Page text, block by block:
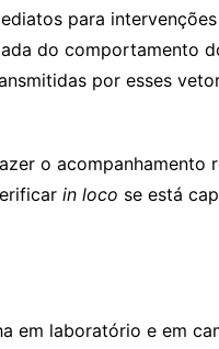
para
do comportamento
por esses
o acompanhamento
in loco se está
em laboratório e em